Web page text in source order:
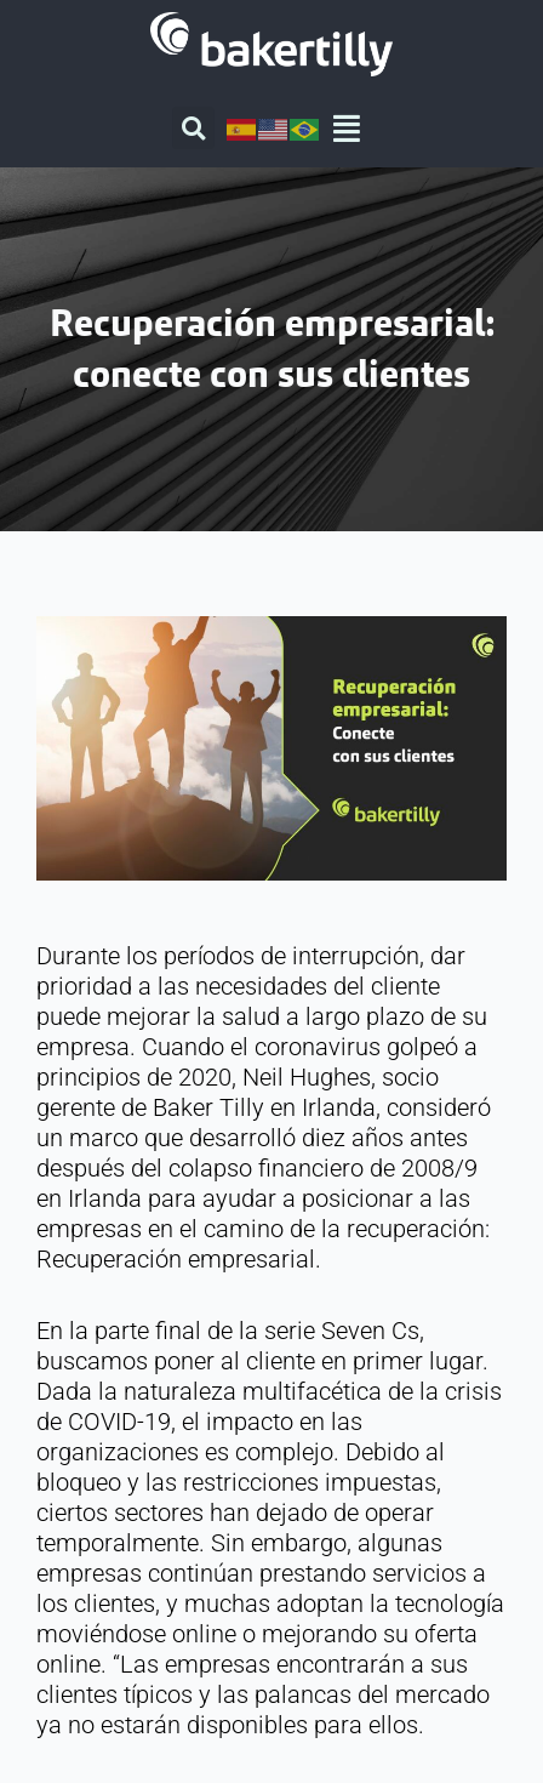
Recuperación empresarial:
conecte con sus clientes
Durante los períodos de interrupción, dar
prioridad a las necesidades del cliente
puede mejorar la salud a largo plazo de su
empresa. Cuando el coronavirus golpeó a
principios de 2020, Neil Hughes, socio
gerente de Baker Tilly en Irlanda, consideró
un marco que desarrolló diez años antes
después del colapso financiero de 2008/9
en Irlanda para ayudar a posicionar a las
empresas en el camino de la recuperación:
Recuperación empresarial.
En la parte final de la serie Seven Cs,
buscamos poner al cliente en primer lugar.
Dada la naturaleza multifacética de la crisis
de COVID-19, el impacto en las
organizaciones es complejo. Debido al
bloqueo y las restricciones impuestas,
ciertos sectores han dejado de operar
temporalmente. Sin embargo, algunas
empresas continúan prestando servicios a
los clientes, y muchas adoptan la tecnología
moviéndose online o mejorando su oferta
online. “Las empresas encontrarán a sus
clientes típicos y las palancas del mercado
ya no estarán disponibles para ellos.